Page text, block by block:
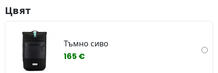
Цвят
Тъмно сиво
165 €